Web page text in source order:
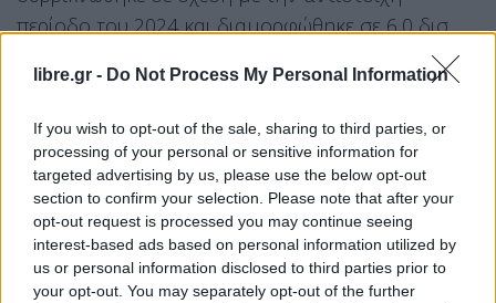
libre.gr - Do Not Process My Personal Information
If you wish to opt-out of the sale, sharing to third parties, or
processing of your personal or sensitive information for
targeted advertising by us, please use the below opt-out
section to confirm your selection. Please note that after your
opt-out request is processed you may continue seeing
interest-based ads based on personal information utilized by
us or personal information disclosed to third parties prior to
your opt-out. You may separately opt-out of the further
περίοδο του 2024 και διαμορφώθηκε σε 6,0 δισ.
στην κατηγορία των άμεσων επενδύσεων, οι
απαιτήσεις των κατοίκων έναντι του εξωτερικού
κατέγραψαν καθαρές ροές ύψους 2,3 δισεκ. ευρώ
και οι υποχρεώσεις των κατοίκων έναντι του
εξωτερικού, που αντιστοιχούν σε άμεσες
επενδύσεις μη κατοίκων στην Ελλάδα, σημείωσαν